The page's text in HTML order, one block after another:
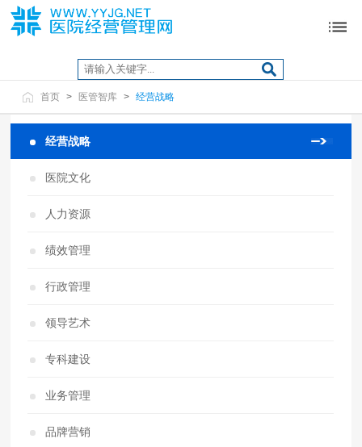
首页 > 医管智库 > 经营战略
经营战略
医院文化
人力资源
绩效管理
行政管理
领导艺术
专科建设
业务管理
品牌营销